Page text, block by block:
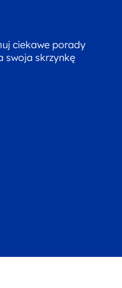
ciekawe porady
swoja skrzynkę